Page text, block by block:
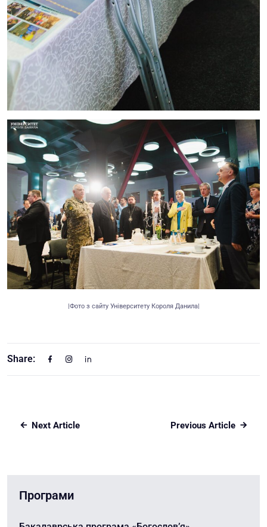
|Фото з сайту Університету Короля Данила|
Share:
Next Article Previous Article
Програми